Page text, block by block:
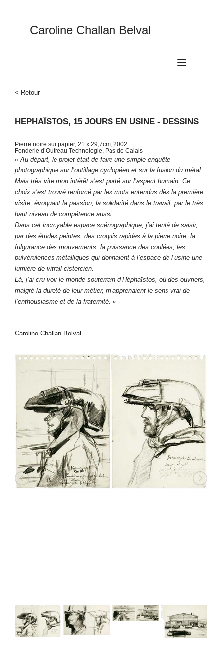
Caroline Challan Belval
Toggle
< Retour
HEPHAÏSTOS, 15 JOURS EN USINE - DESSINS
Pierre noire sur papier, 21 x 29,7cm, 2002
Fonderie d’Outreau Technologie, Pas de Calais
«Au départ, le projet était de faire une simple enquête
photographique sur l’outillage cyclopéen et sur la fusion du métal.
Mais très vite mon intérêt s’est porté sur l’aspect humain. Ce
choix s’est trouvé renforcé par les mots entendus dès la première
visite, évoquant la passion, la solidarité dans le travail, par le très
haut niveau de compétence aussi.
Dans cet incroyable espace scénographique, j’ai tenté de saisir,
par des études peintes, des croquis rapides à la pierre noire, la
fulgurance des mouvements, la puissance des coulées, les
pulvérulences métalliques qui donnaient à l’espace de l’usine une
lumière de vitrail cistercien.
Là, j’ai cru voir le monde souterrain d’Héphaïstos, où des ouvriers,
malgré la dureté de leur métier, m’apprenaient le sens vrai de
l’enthousiasme et de la fraternité. »
Caroline Challan Belval